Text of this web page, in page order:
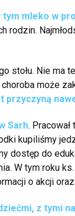
mleko w
rodzin.
stołu. Nie
może
przyczyną
Sarh.
kupiliśmy
dostęp do
W tym roku
o akcji
z tymi